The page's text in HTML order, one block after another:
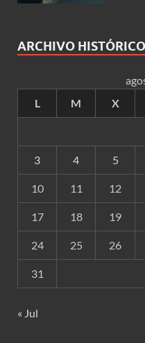
ARCHIVO HISTÓRICO
L
M X
3 4 5
10 11 12
17 18 19
24 25 26
31
« Jul